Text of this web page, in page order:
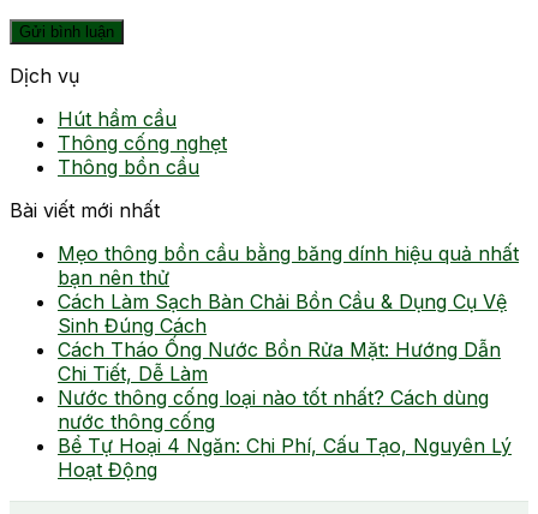
Dịch vụ
Hút hầm cầu
Thông cống nghẹt
Thông bồn cầu
Bài viết mới nhất
Mẹo thông bồn cầu bằng băng dính hiệu quả nhất
bạn nên thử
Cách Làm Sạch Bàn Chải Bồn Cầu & Dụng Cụ Vệ
Sinh Đúng Cách
Cách Tháo Ống Nước Bồn Rửa Mặt: Hướng Dẫn
Chi Tiết, Dễ Làm
Nước thông cống loại nào tốt nhất? Cách dùng
nước thông cống
Bể Tự Hoại 4 Ngăn: Chi Phí, Cấu Tạo, Nguyên Lý
Hoạt Động